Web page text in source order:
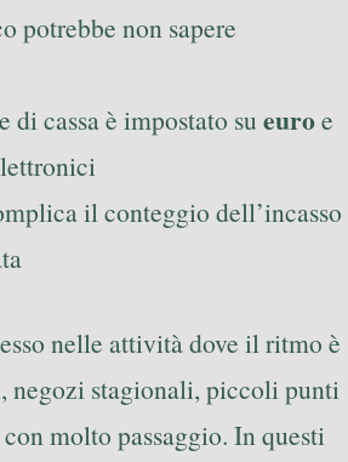
potrebbe non sapere
di cassa è impostato su euroe
il conteggio dell’incasso
nelle attività dove il ritmo è
negozi stagionali, piccoli punti
molto passaggio. In questi